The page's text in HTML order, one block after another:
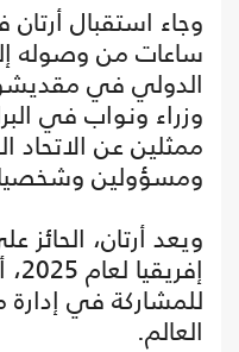
وجاء استقبال
ساعات من وصوله
الدولي في
وزراء ونواب في
ممثلين عن الاتحاد
ومسؤولين
ويعد أرتان،
للمشاركة في إدارة
العالم.